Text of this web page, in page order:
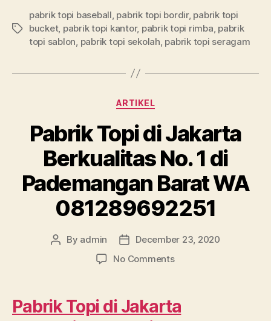
Tags
pabrik topi baseball, pabrik topi bordir, pabrik topi
bucket, pabrik topi kantor, pabrik topi rimba, pabrik
topi sablon, pabrik topi sekolah, pabrik topi seragam
Categories
ARTIKEL
Pabrik Topi di Jakarta
Berkualitas No. 1 di
Pademangan Barat WA
081289692251
Post
By admin
Post
date
December 23, 2020
No Commentson
Jakarta
Pabrik Topi di Jakarta